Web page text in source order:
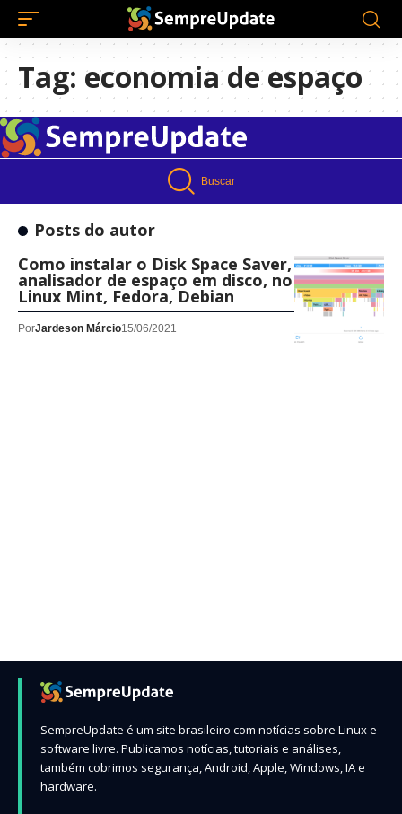
Tag: economia de espaço
Buscar
Posts do autor
Como instalar o Disk Space Saver, um
analisador de espaço em disco, no Ubuntu,
Linux Mint, Fedora, Debian
PorJardeson Márcio15/06/2021
SempreUpdate é um site brasileiro com notícias sobre Linux e
software livre. Publicamos notícias, tutoriais e análises,
também cobrimos segurança, Android, Apple, Windows, IA e
hardware.